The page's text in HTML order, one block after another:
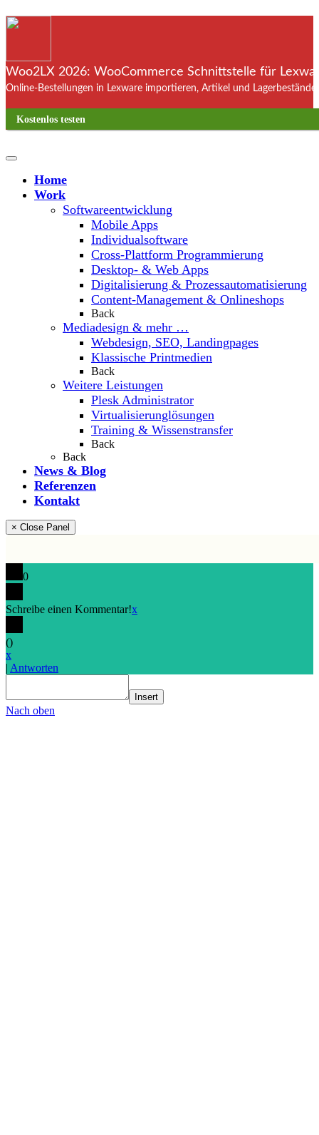
Woo2LX 2026: WooCommerce Schnittstelle für
Online-Bestellungen in Lexware importieren, Artikel und
Kostenlos testen
Home
Work
Softwareentwicklung
Mobile Apps
Individualsoftware
Cross-Plattform Programmierung
Desktop- & Web Apps
Digitalisierung & Prozessautomatisierung
Content-Management & Onlineshops
Back
Mediadesign & mehr …
Webdesign, SEO, Landingpages
Klassische Printmedien
Back
Weitere Leistungen
Plesk Administrator
Virtualisierunglösungen
Training & Wissenstransfer
Back
Back
News & Blog
Referenzen
Kontakt
× Close Panel
0
Schreibe einen Kommentar!x
()
x
| Antworten
Insert
Nach oben